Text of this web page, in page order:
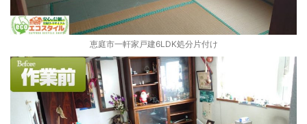
恵庭市一軒家戸建6LDK処分片付け